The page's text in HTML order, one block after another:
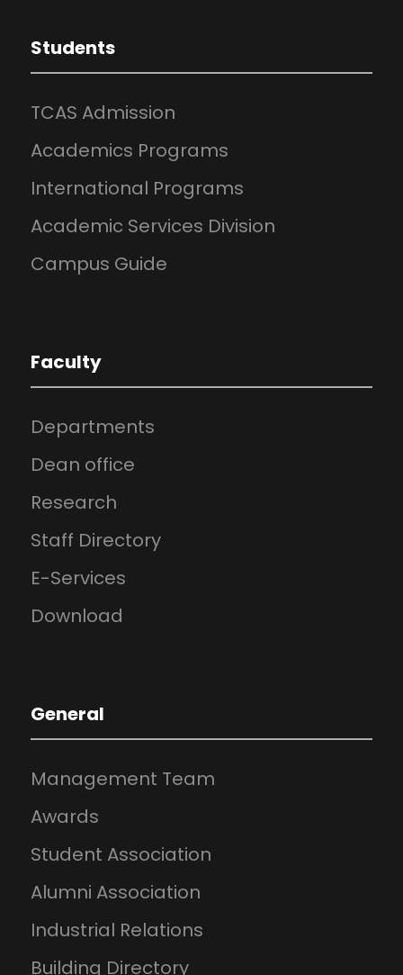
Students
TCAS Admission
Academics Programs
International Programs
Academic Services Division
Campus Guide
Faculty
Departments
Dean office
Research
Staff Directory
E-Services
Download
General
Management Team
Awards
Student Association
Alumni Association
Industrial Relations
Building Directory